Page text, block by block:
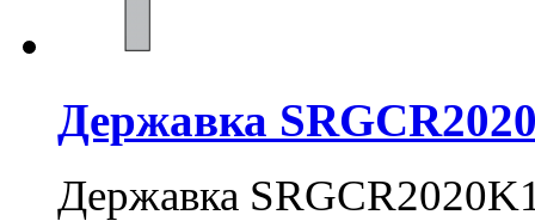
Державка
Державка